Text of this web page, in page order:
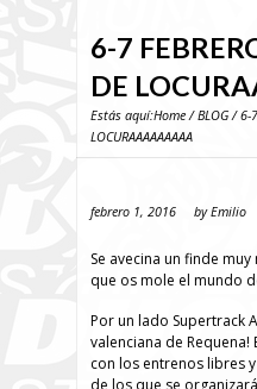
6-7
DE
Estás aquí:Home/BLOG/ 6-
LOCURAAAAAAAAA
febrero 1, 2016 byEmilio
Se avecina un finde
que os mole el mundo
Por un lado Supertrack
valenciana de
con los entrenos libres
de los que se